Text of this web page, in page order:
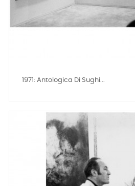
1971: Antologica Di Sughi...